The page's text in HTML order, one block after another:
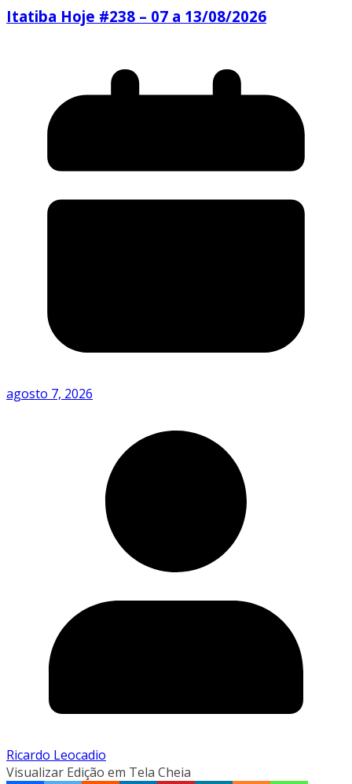
Itatiba Hoje #238 – 07 a 13/08/2026
agosto 7, 2026
Ricardo Leocadio
Visualizar Edição em Tela Cheia